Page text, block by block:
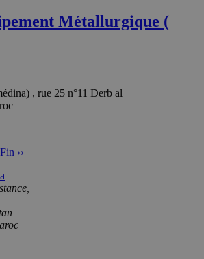
Métallurgique (
, rue 25 n°11 Derb al
Fin ››